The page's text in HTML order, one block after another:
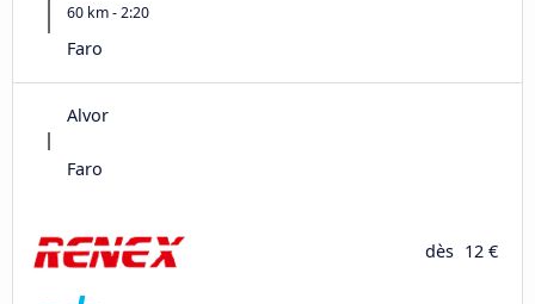
60 km - 2:20
Faro
Alvor
Faro
dès 12 €